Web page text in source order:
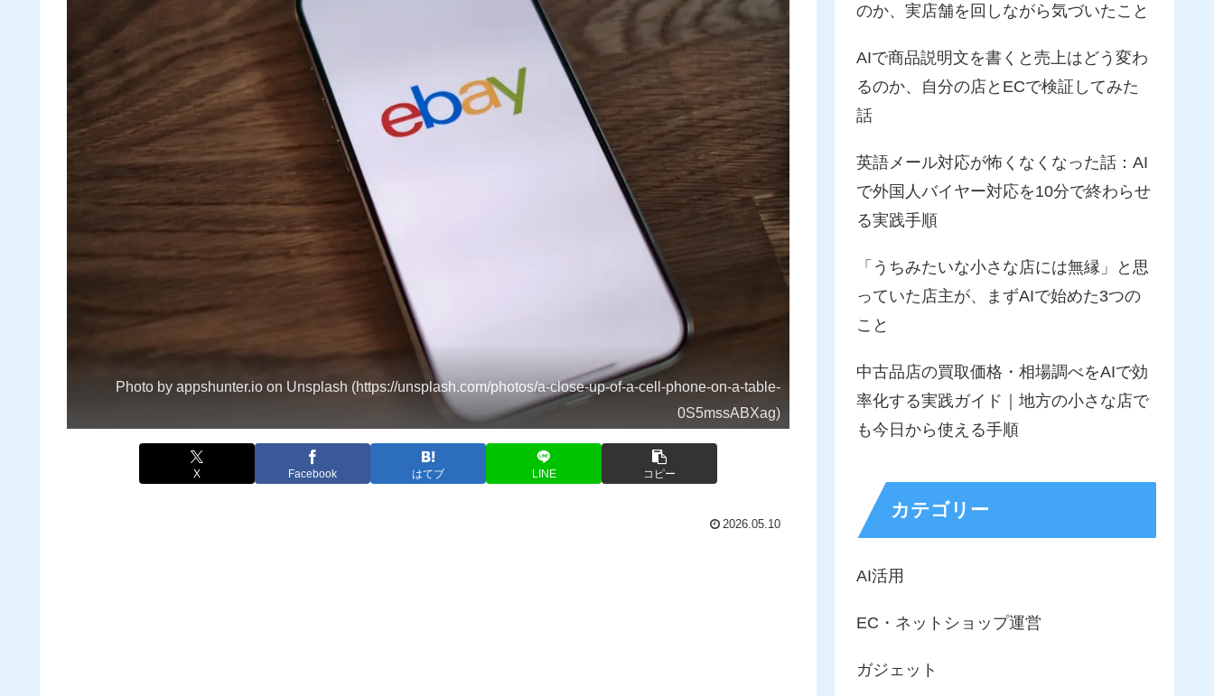
Photo by appshunter.io on Unsplash (https://unsplash.com/photos/a-close-up-of-a-cell-phone-on-a-table-
0S5mssABXag)
X Facebook はてブ LINE コピー
2026.05.10
のか、実店舗を回しながら気づいたこと
AIで商品説明文を書くと売上はどう変わ
るのか、自分の店とECで検証してみた
話
英語メール対応が怖くなくなった話：AI
で外国人バイヤー対応を10分で終わらせ
る実践手順
「うちみたいな小さな店には無縁」と思
っていた店主が、まずAIで始めた3つの
こと
中古品店の買取価格・相場調べをAIで効
率化する実践ガイド｜地方の小さな店で
も今日から使える手順
カテゴリー
AI活用
EC・ネットショップ運営
ガジェット